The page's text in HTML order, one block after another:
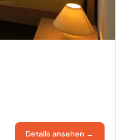
Details ansehen →